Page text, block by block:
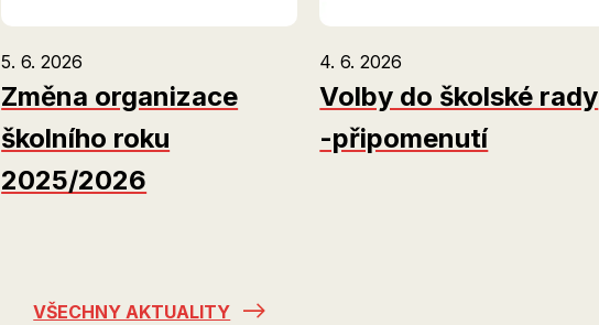
5. 6. 2026
Změna organizace
školního roku
2025/2026
4. 6. 2026
Volby do školské rady
-připomenutí
VŠECHNY AKTUALITY